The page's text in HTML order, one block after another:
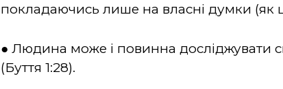
покладаючись лише на власні думки (як
● Людина може і повинна досліджувати
(Буття 1:28).